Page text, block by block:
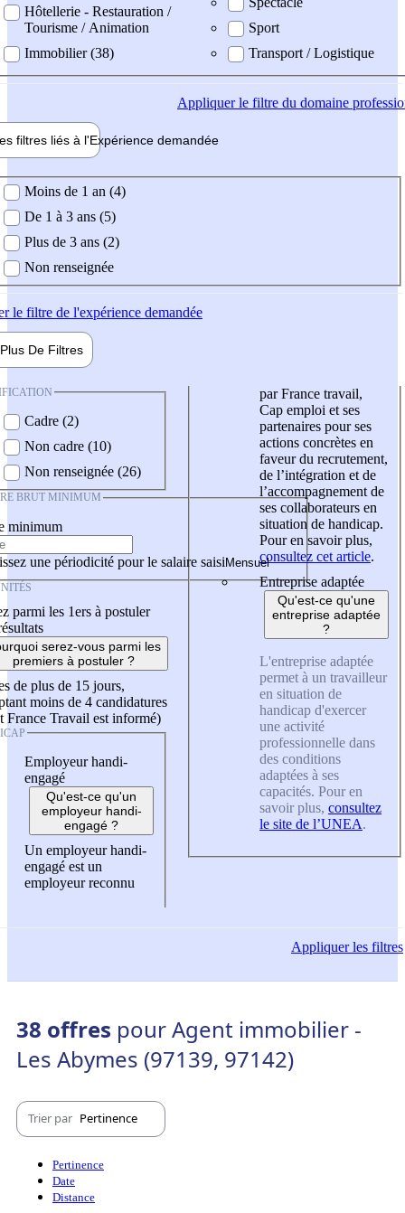
Hôtellerie - Restauration /
Tourisme / Animation
Immobilier (38)
Sport
Transport / Logistique
Appliquerle filtre du domaine
filtres liés à l'Expérience demandée
demandée
Moins de 1 an (4)
De 1 à 3 ans (5)
Plus de 3 ans (2)
Non renseignée
le filtre de l'expérience demandée
Plus De Filtres
Cadre (2)
Non cadre (10)
Non renseignée (26)
BRUT MINIMUM
minimum
une périodicité pour le salaire saisi
parmi les 1ers à postuler
serez-vous parmi les
premiers à postuler ?
de plus de 15 jours,
moins de 4 candidatures
France Travail est informé)
Employeur handi-
engagé
Qu'est-ce qu'un
employeur handi-
engagé ?
Un employeur handi-
engagé est un
employeur reconnu
par France travail,
Cap emploi et ses
partenaires pour ses
actions concrètes en
faveur du recrutement,
de l’intégration et de
l’accompagnement de
ses collaborateurs en
situation de handicap.
Pour en savoir plus,
consultez cet article.
Entreprise adaptée
Qu'est-ce qu'une
entreprise adaptée
?
L'entreprise adaptée
permet à un travailleur
en situation de
handicap d'exercer
une activité
professionnelle dans
des conditions
adaptées à ses
capacités. Pour en
savoir plus, consultez
le site de l’UNEA.
Appliquerles filtres
38 offres pour Agent immobilier -
Les Abymes (97139, 97142)
Trier par Pertinence
Pertinence
Date
Distance